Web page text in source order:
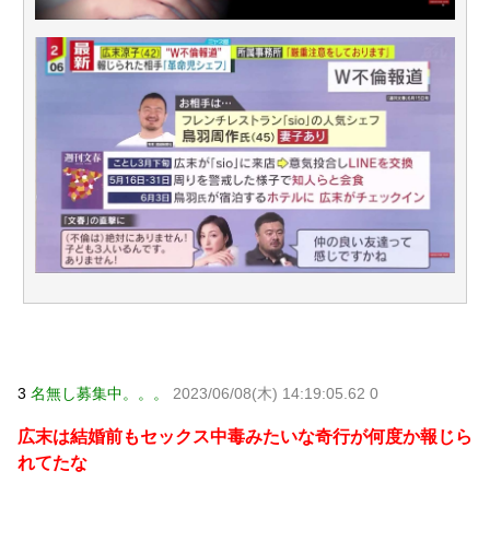
3 名無し募集中。。。 2023/06/08(木) 14:19:05.62 0
広末は結婚前もセックス中毒みたいな奇行が何度か報じら
れてたな